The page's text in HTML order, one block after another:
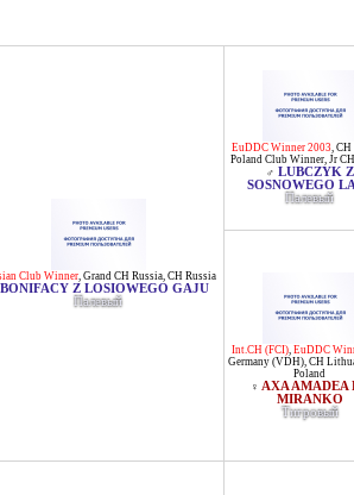
Club Winner, Grand CH Russia, CH Russia
BONIFACY Z LOSIOWEGO GAJU
Палевый
EuDDC Winner 2003, CH
Poland Club Winner, Jr
♂ LUBCZYK Z
SOSNOWEGO
Палевый
Int.CH (FCI), EuDDC
Germany (VDH), CH
Poland
♀ AXA AMADEA
MIRANKO
Тигровый